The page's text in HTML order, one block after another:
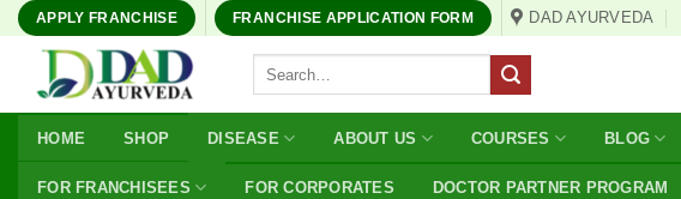
Skip
content
APPLY FRANCHISE FRANCHISE APPLICATION FORM DAD AYURVEDA
HOME SHOP DISEASE ABOUT US COURSES BLOG
FOR FRANCHISEES FOR CORPORATES DOCTOR PARTNER PROGRAM